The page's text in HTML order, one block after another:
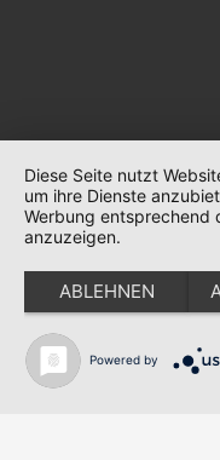
Diese Seite nutzt
um ihre Dienste
Werbung entsprechend
anzuzeigen.
ABLEHNEN
Powered by